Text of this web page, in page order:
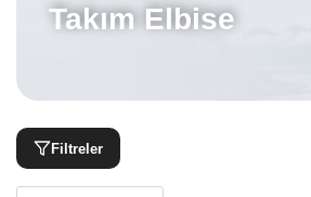
Takım Elbise
Filtreler